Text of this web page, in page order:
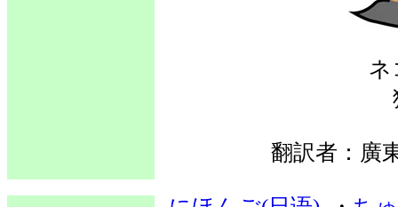
ネ
翻訳者：廣